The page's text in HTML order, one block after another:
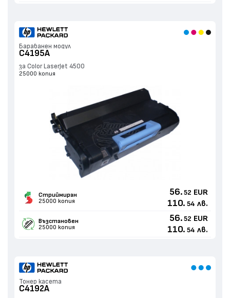
Барабанен модул
C4195A
за Color LaserJet 4500
25000 копия
Стриймиран
25000 копия
56. 52 EUR
110. 54 лв.
Възстановен
25000 копия
56. 52 EUR
110. 54 лв.
Тонер касета
C4192A